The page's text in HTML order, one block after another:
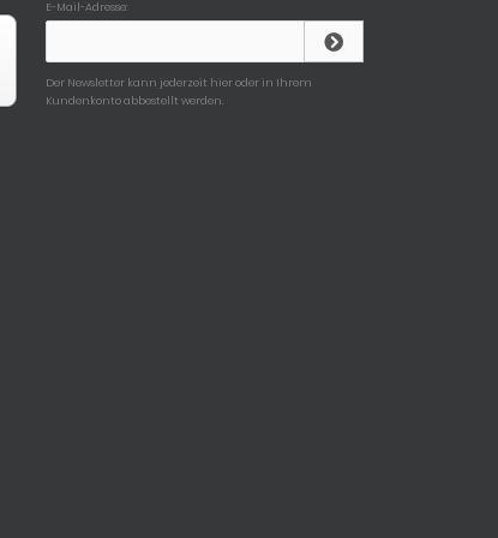
E-Mail-Adresse:
Der Newsletter kann jederzeit hier oder in Ihrem
Kundenkonto abbestellt werden.